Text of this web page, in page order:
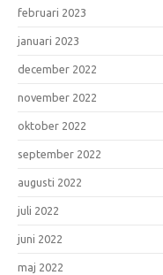
februari 2023
januari 2023
december 2022
november 2022
oktober 2022
september 2022
augusti 2022
juli 2022
juni 2022
maj 2022